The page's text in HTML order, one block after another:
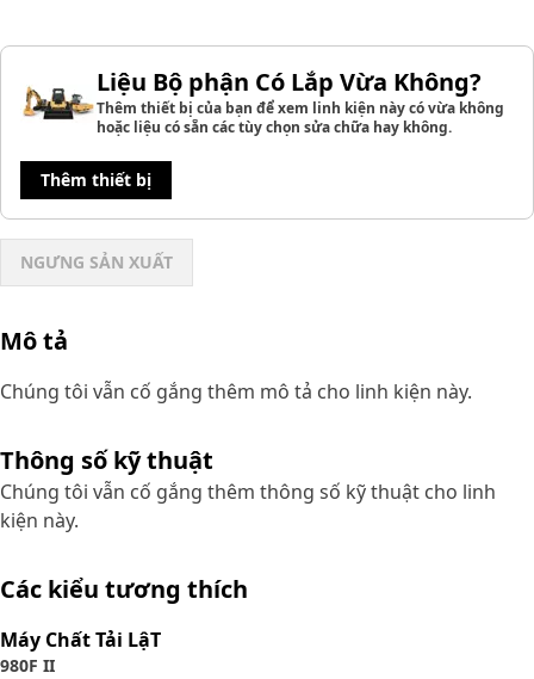
Liệu Bộ phận Có Lắp Vừa Không?
Thêm thiết bị của bạn để xem linh kiện này có vừa không
hoặc liệu có sẵn các tùy chọn sửa chữa hay không.
Thêm thiết bị
NGƯNG SẢN XUẤT
Mô tả
Chúng tôi vẫn cố gắng thêm mô tả cho linh kiện này.
Thông số kỹ thuật
Chúng tôi vẫn cố gắng thêm thông số kỹ thuật cho linh
kiện này.
Các kiểu tương thích
Máy Chất Tải LậT
980F II